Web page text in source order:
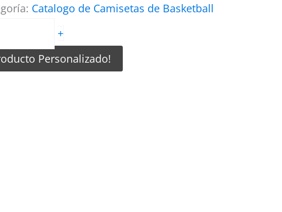
Catalogo de Camisetas de Basketball
+
Personalizado!